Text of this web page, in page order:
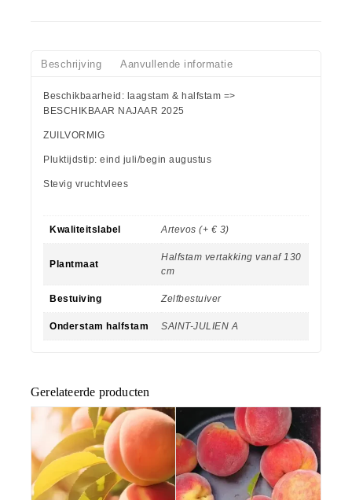
Beschrijving Aanvullende informatie
Beschikbaarheid: laagstam & halfstam =>
BESCHIKBAAR NAJAAR 2025
ZUILVORMIG
Pluktijdstip: eind juli/begin augustus
Stevig vruchtvlees
Kwaliteitslabel Artevos (+ € 3)
Plantmaat
Halfstam vertakking vanaf 130
cm
Bestuiving Zelfbestuiver
Onderstam halfstam SAINT-JULIEN A
Gerelateerde producten